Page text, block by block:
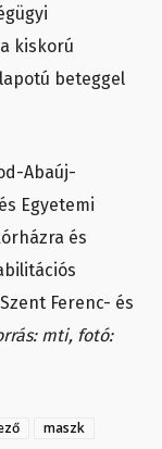
kiskorú
beteggel
Abaúj-
Egyetemi
és
Ferenc- és
mti, fotó:
maszk